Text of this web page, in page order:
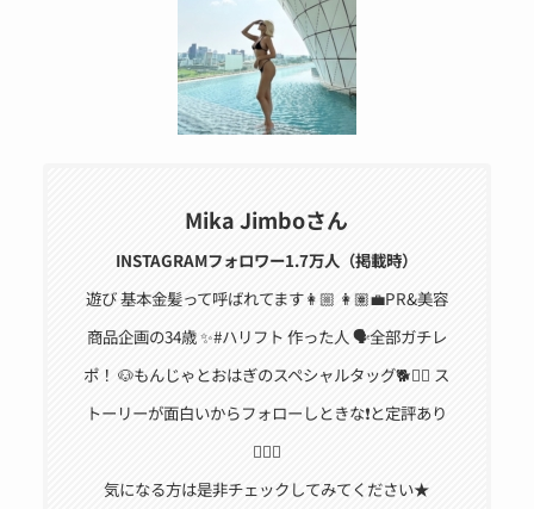
Mika Jimboさん
INSTAGRAMフォロワー1.7万人（掲載時）
遊び 基本金髪って呼ばれてます👩🏼 👩🏽‍💼PR&美容
商品企画の34歳 ✨#ハリフト 作った人 🗣全部ガチレ
ポ！ 🐶もんじゃとおはぎのスペシャルタッグ🐕🐕‍🦺 ス
トーリーが面白いからフォローしときな❗️と定評あり
🙋🏽‍♀️
気になる方は是非チェックしてみてください★